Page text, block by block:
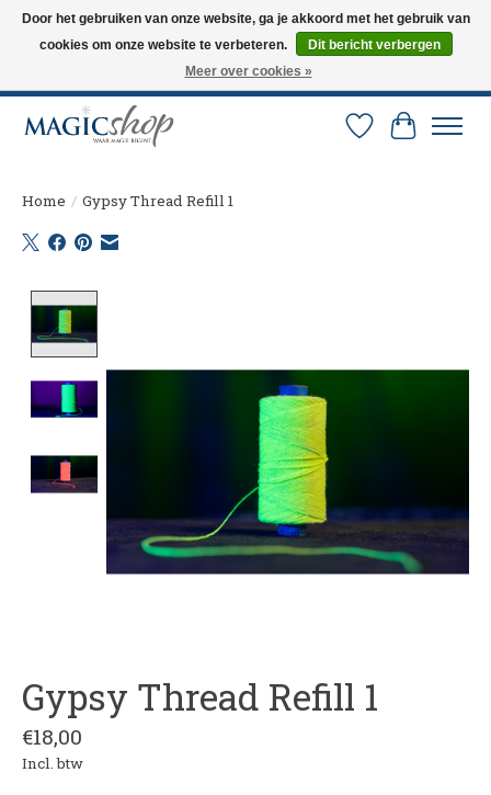
Altijd de nieuwste trucs op voorraad. Snelle verzending via PostNL en DHL.
Langskomen in onze winkel? Bel of mail om een afspraak te maken. 0251-
Verlanglijst
Home / Gypsy Thread Refill 1
Gypsy Thread Refill 1
€18,00
Incl. btw
Door het gebruiken van onze website, ga je akkoord met het gebruik van
cookies om onze website te verbeteren.
Dit bericht verbergen
Meer over cookies »